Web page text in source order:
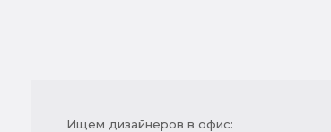
Ищем дизайнеров в офис: